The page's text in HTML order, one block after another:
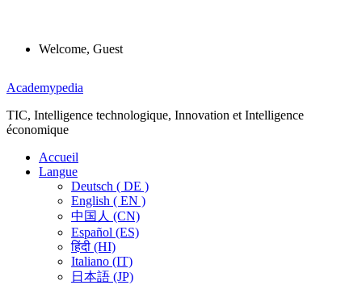
Welcome, Guest
Menu
Academypedia
TIC, Intelligence technologique, Innovation et Intelligence
économique
Accueil
Langue
Deutsch ( DE )
English ( EN )
中国人 (CN)
Español (ES)
हिंदी (HI)
Italiano (IT)
日本語 (JP)